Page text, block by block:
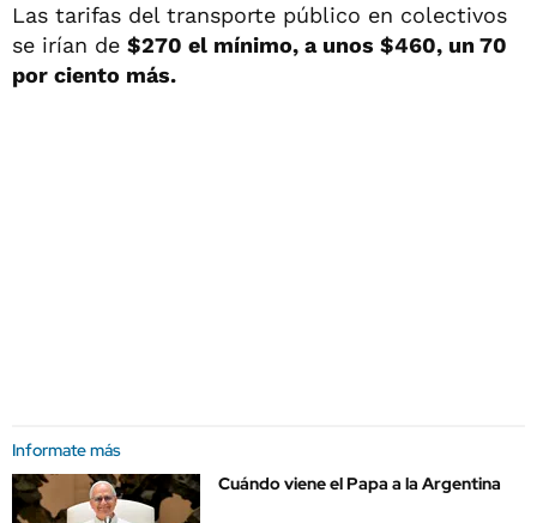
Las tarifas del transporte público en colectivos
se irían de $270 el mínimo, a unos $460, un 70
por ciento más.
Informate más
Cuándo viene el Papa a la Argentina